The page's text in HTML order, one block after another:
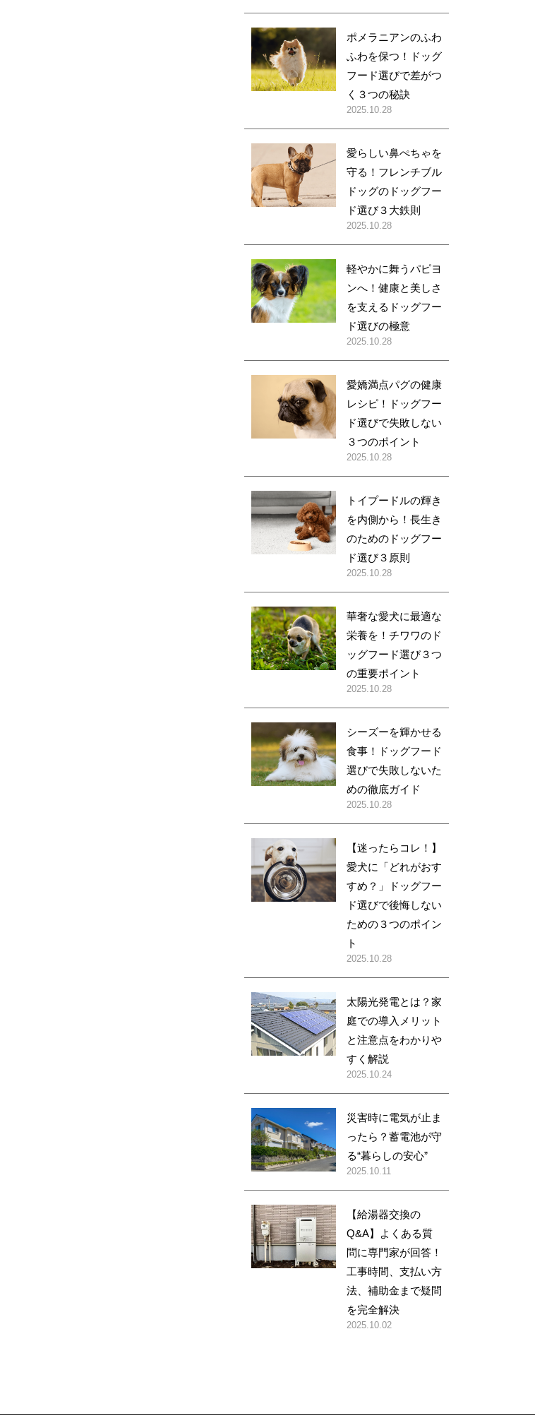
ポメラニアンのふわ
ふわを保つ！ドッグ
フード選びで差がつ
く３つの秘訣
2025.10.28
愛らしい鼻ぺちゃを
守る！フレンチブル
ドッグのドッグフー
ド選び３大鉄則
2025.10.28
軽やかに舞うパピヨ
ンへ！健康と美しさ
を支えるドッグフー
ド選びの極意
2025.10.28
愛嬌満点パグの健康
レシピ！ドッグフー
ド選びで失敗しない
３つのポイント
2025.10.28
トイプードルの輝き
を内側から！長生き
のためのドッグフー
ド選び３原則
2025.10.28
華奢な愛犬に最適な
栄養を！チワワのド
ッグフード選び３つ
の重要ポイント
2025.10.28
シーズーを輝かせる
食事！ドッグフード
選びで失敗しないた
めの徹底ガイド
2025.10.28
【迷ったらコレ！】
愛犬に「どれがおす
すめ？」ドッグフー
ド選びで後悔しない
ための３つのポイン
ト
2025.10.28
太陽光発電とは？家
庭での導入メリット
と注意点をわかりや
すく解説
2025.10.24
災害時に電気が止ま
ったら？蓄電池が守
る“暮らしの安心”
2025.10.11
【給湯器交換の
Q&A】よくある質
問に専門家が回答！
工事時間、支払い方
法、補助金まで疑問
を完全解決
2025.10.02